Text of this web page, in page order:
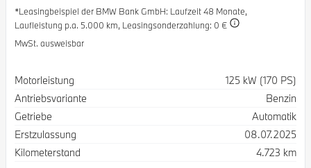
*Leasingbeispiel der BMW Bank GmbH: Laufzeit 48 Monate,
Laufleistung p.a. 5.000 km, Leasingsonderzahlung: 0 €
MwSt. ausweisbar
Spezifikation
Motorleistung
125 kW (170 PS)
Antriebsvariante
Benzin
Getriebe
Automatik
Erstzulassung
08.07.2025
Kilometerstand
4.723 km